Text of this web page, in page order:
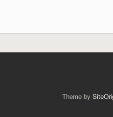
Theme by